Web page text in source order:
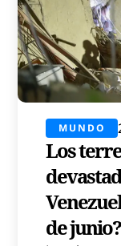
MUNDO
Los
de junio?